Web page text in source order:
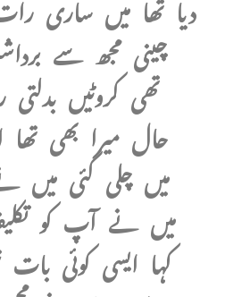
چینی مجھ سے
تھی کروٹیں
حال میرا بھی
میں چلی گئی میں
میں نے آپ کو
کہا ایسی کوئی